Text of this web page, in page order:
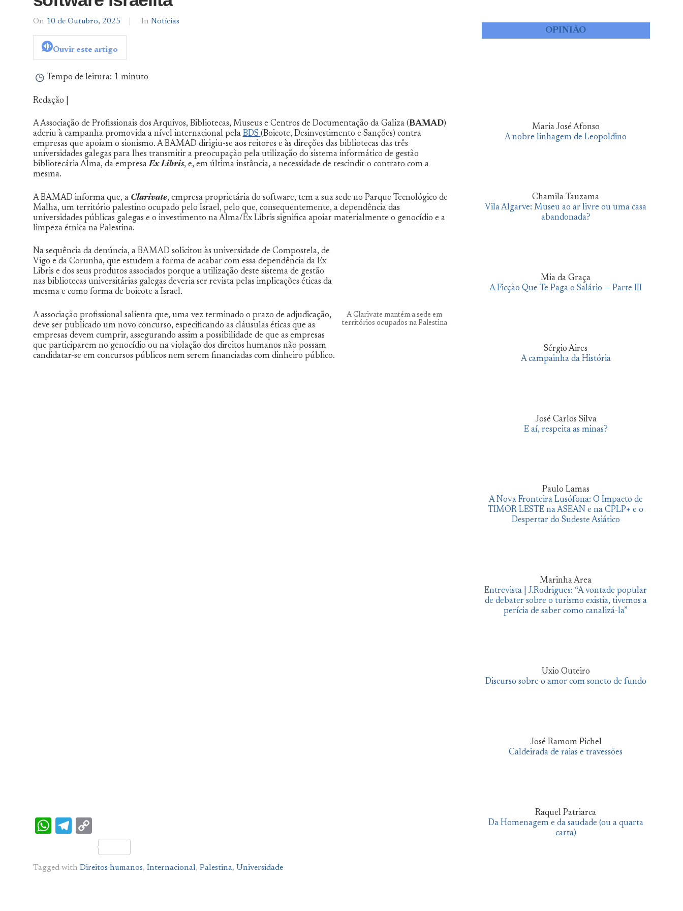
On 10 de Outubro, 2025
By
In Notícias
Ouvir este artigo
Tempo de leitura: 1 minuto
Redação |
A Associação de Profissionais dos Arquivos, Bibliotecas, Museus e Centros de Documentação da Galiza (BAMAD)
aderiu à campanha promovida a nível internacional pelaBDS(Boicote, Desinvestimento e Sanções) contra
empresas que apoiam o sionismo. A BAMAD dirigiu-se aos reitores e às direções das bibliotecas das três
universidades galegas para lhes transmitir a preocupação pela utilização do sistema informático de gestão
bibliotecária Alma, da empresa Ex Libris, e, em última instância, a necessidade de rescindir o contrato com a
mesma.
A BAMAD informa que, a Clarivate, empresa proprietária do software, tem a sua sede no Parque Tecnológico de
Malha, um território palestino ocupado pelo Israel, pelo que, consequentemente, a dependência das
universidades públicas galegas e o investimento na Alma/Ex Libris significa apoiar materialmente o genocídio e a
limpeza étnica na Palestina.
A Clarivate mantém a sede em
territórios ocupados na Palestina
Na sequência da denúncia, a BAMAD solicitou às universidade de Compostela, de
Vigo e da Corunha, que estudem a forma de acabar com essa dependência da Ex
Libris e dos seus produtos associados porque a utilização deste sistema de gestão
nas bibliotecas universitárias galegas deveria ser revista pelas implicações éticas da
mesma e como forma de boicote a Israel.
A associação profissional salienta que, uma vez terminado o prazo de adjudicação,
deve ser publicado um novo concurso, especificando as cláusulas éticas que as
empresas devem cumprir, assegurando assim a possibilidade de que as empresas
que participarem no genocídio ou na violação dos direitos humanos não possam
candidatar-se em concursos públicos nem serem financiadas com dinheiro público.
WhatsApp
Telegram
Link
Tagged with Direitos humanos, Internacional, Palestina, Universidade
OPINIÃO
Maria José Afonso
A nobre linhagem de Leopoldino
Chamila Tauzama
Vila Algarve: Museu ao ar livre ou uma casa
abandonada?
Mia da Graça
A Ficção Que Te Paga o Salário — Parte III
Sérgio Aires
A campainha da História
José Carlos Silva
E aí, respeita as minas?
Paulo Lamas
A Nova Fronteira Lusófona: O Impacto de
TIMOR LESTE na ASEAN e na CPLP+ e o
Despertar do Sudeste Asiático
Marinha Area
Entrevista | J.Rodrigues: “A vontade popular
de debater sobre o turismo existia, tivemos a
perícia de saber como canalizá-la”
Uxio Outeiro
Discurso sobre o amor com soneto de fundo
José Ramom Pichel
Caldeirada de raias e travessões
Raquel Patriarca
Da Homenagem e da saudade (ou a quarta
carta)